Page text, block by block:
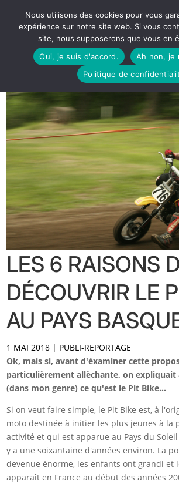
LES 6 RAISONS
DÉCOUVRIR LE
AU PAYS
1 MAI 2018 | PUBLI-REPORTAGE
Ok, mais si, avant d'éxaminer cette
particulièrement allèchante, on expliquait
(dans mon genre) ce qu'est le Pit Bike...
Si on veut faire simple, le Pit Bike est, à
moto destinée à initier les plus jeunes à la
activité et qui est apparue au Pays du Soleil
y a une soixantaine d'années environ. La
devenue énorme, les enfants ont grandi et
apparaît en France au début des années
Nous utilisons des cookies pour vous
expérience sur notre site web. Si vous
site, nous supposerons que vous en
Oui, je suis d'accord.
Ah non, je
Politique de